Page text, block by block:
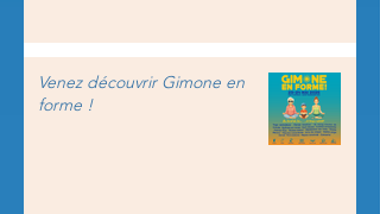
Venez découvrir Gimone en
forme !